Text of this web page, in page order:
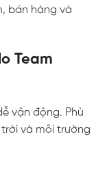
bán hàng và
Team
vận động. Phù
và môi trường